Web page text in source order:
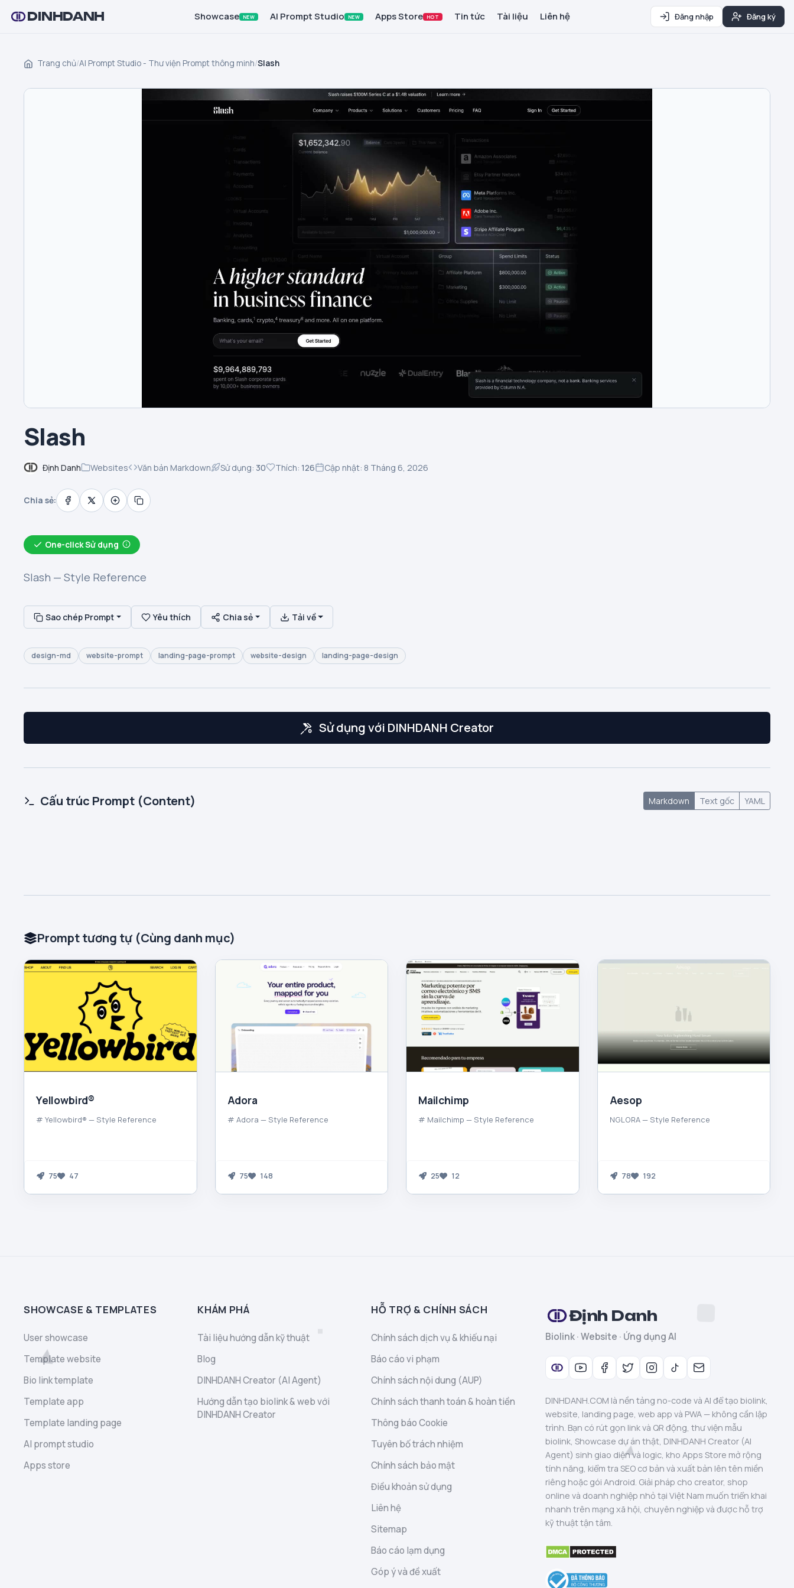
DINHDANH Showcase NEW AI Prompt Studio NEW Apps Store HOT Tin tức Tài liệu Liên hệ Đăng nhập Đăng ký
Trang chủ/AI Prompt Studio - Thư viện Prompt thông minh/Slash
Slash
Định Danh Websites Văn bản Markdown Sử dụng: 30 Thích: 126 Cập nhật: 8 Tháng 6, 2026
Chia sẻ:
One-click Sử dụng
Slash — Style Reference
Sao chép Prompt Yêu thích Chia sẻ Tải về
design-md website-prompt landing-page-prompt website-design landing-page-design
Sử dụng với DINHDANH Creator
Cấu trúc Prompt (Content) Markdown Text gốc YAML
Prompt tương tự (Cùng danh mục)
Yellowbird®
# Yellowbird® — Style Reference
75 47
Adora
# Adora — Style Reference
75 148
Mailchimp
# Mailchimp — Style Reference
25 12
Aesop
NGLORA — Style Reference
78 192
SHOWCASE & TEMPLATES
User showcase
Template website
Bio link template
Template app
Template landing page
AI prompt studio
Apps store
KHÁM PHÁ
Tài liệu hướng dẫn kỹ thuật
Blog
DINHDANH Creator (AI Agent)
Hướng dẫn tạo biolink & web với
DINHDANH Creator
HỖ TRỢ & CHÍNH SÁCH
Chính sách dịch vụ & khiếu nại
Báo cáo vi phạm
Chính sách nội dung (AUP)
Chính sách thanh toán & hoàn tiền
Thông báo Cookie
Tuyên bố trách nhiệm
Chính sách bảo mật
Điều khoản sử dụng
Liên hệ
Sitemap
Báo cáo lạm dụng
Góp ý và đề xuất
Định Danh
Biolink · Website · Ứng dụng AI
DINHDANH.COM là nền tảng no-code và AI để tạo biolink,
website, landing page, web app và PWA — không cần lập
trình. Bạn có rút gọn link và QR động, thư viện mẫu
biolink, Showcase dự án thật, DINHDANH Creator (AI
Agent) sinh giao diện và logic, kho Apps Store mở rộng
tính năng, kiểm tra SEO cơ bản và xuất bản lên tên miền
riêng hoặc gói Android. Giải pháp cho creator, shop
online và doanh nghiệp nhỏ tại Việt Nam muốn triển khai
nhanh trên mạng xã hội, chuyên nghiệp và được hỗ trợ
kỹ thuật tận tâm.